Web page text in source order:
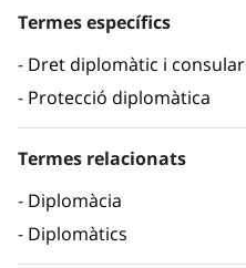
Termes específics
Dret diplomàtic i consular
Protecció diplomàtica
Termes relacionats
Diplomàcia
Diplomàtics